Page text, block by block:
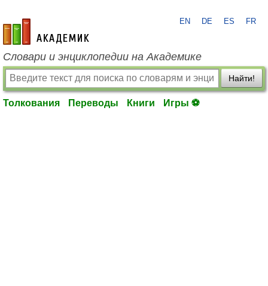
academic.ru
EN DE ES FR
Словари и энциклопедии на Академике
Найти!
Толкования Переводы Книги Игры ⚽